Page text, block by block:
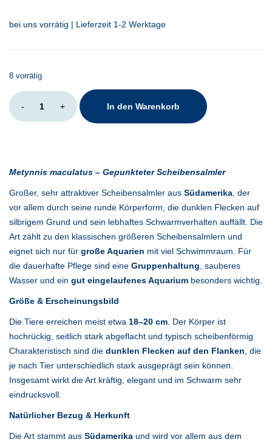
bei uns vorrätig | Lieferzeit 1-2 Werktage
8 vorrätig
-
maculatus
Menge
+ In den Warenkorb
Metynnis maculatus – Gepunkteter Scheibensalmler
Großer, sehr attraktiver Scheibensalmler aus Südamerika, der
vor allem durch seine runde Körperform, die dunklen Flecken auf
silbrigem Grund und sein lebhaftes Schwarmverhalten auffällt. Die
Art zählt zu den klassischen größeren Scheibensalmlern und
eignet sich nur für große Aquarien mit viel Schwimmraum. Für
die dauerhafte Pflege sind eine Gruppenhaltung, sauberes
Wasser und ein gut eingelaufenes Aquarium besonders wichtig.
Größe & Erscheinungsbild
Die Tiere erreichen meist etwa 18–20 cm. Der Körper ist
hochrückig, seitlich stark abgeflacht und typisch scheibenförmig.
Charakteristisch sind die dunklen Flecken auf den Flanken, die
je nach Tier unterschiedlich stark ausgeprägt sein können.
Insgesamt wirkt die Art kräftig, elegant und im Schwarm sehr
eindrucksvoll.
Natürlicher Bezug & Herkunft
Die Art stammt aus Südamerika und wird vor allem aus dem